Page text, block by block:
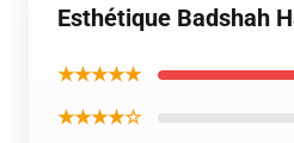
Esthétique Badshah
★★★★★
★★★★☆